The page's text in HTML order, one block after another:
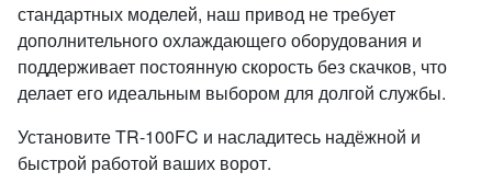
стандартных моделей, наш привод не требует
дополнительного охлаждающего оборудования и
поддерживает постоянную скорость без скачков, что
делает его идеальным выбором для долгой службы.
Установите TR‑100FC и насладитесь надёжной и
быстрой работой ваших ворот.